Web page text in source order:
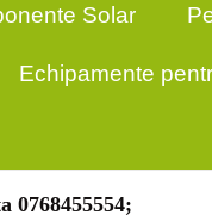
Solar
Echipamente
0768455554;